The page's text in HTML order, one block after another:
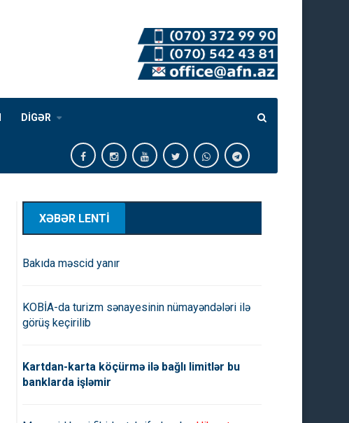
DİGƏR
XƏBƏR LENTİ
Bakıda məscid yanır
KOBİA-da turizm sənayesinin nümayəndələri ilə
görüş keçirilib
Kartdan-karta köçürmə ilə bağlı limitlər bu
banklarda işləmir